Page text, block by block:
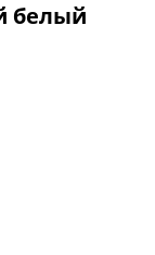
белый